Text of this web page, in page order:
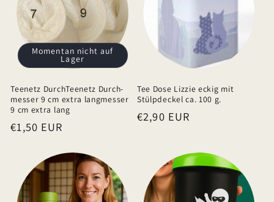
a
l
t
Momentan nicht auf
Lager
Teenetz DurchTeenetz Durch-
messer 9 cm extra langmesser
9 cm extra lang
Normaler
€1,50 EUR
Tee Dose Lizzie eckig mit
Stülpdeckel ca. 100 g.
Normaler
€2,90 EUR